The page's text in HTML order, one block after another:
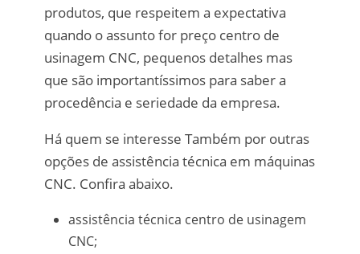
produtos, que respeitem a expectativa
quando o assunto for preço centro de
usinagem CNC, pequenos detalhes mas
que são importantíssimos para saber a
procedência e seriedade da empresa.
Há quem se interesse Também por outras
opções de assistência técnica em máquinas
CNC. Confira abaixo.
assistência técnica centro de usinagem
CNC;